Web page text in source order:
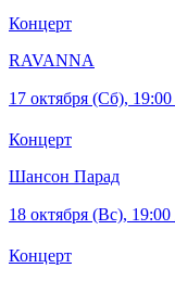
Концерт
RAVANNA
17 октября (Сб), 19:00
Концерт
Шансон Парад
18 октября (Вс), 19:00
Концерт